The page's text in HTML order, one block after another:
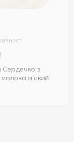
Сердечко з
молока м'який